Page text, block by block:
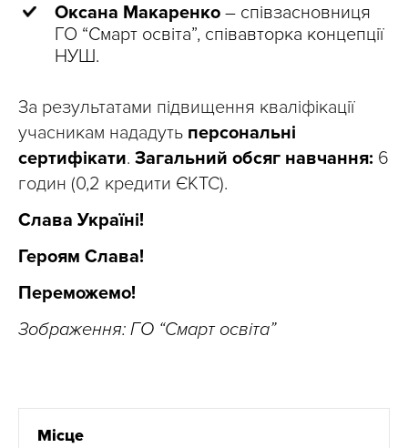
Оксана Макаренко – співзасновниця
ГО “Смарт освіта”, співавторка концепції
НУШ.
За результатами підвищення кваліфікації
учасникам нададуть персональні
сертифікати. Загальний обсяг навчання: 6
годин (0,2 кредити ЄКТС).
Слава Україні!
Героям Слава!
Переможемо!
Зображення: ГО “Смарт освіта”
Місце